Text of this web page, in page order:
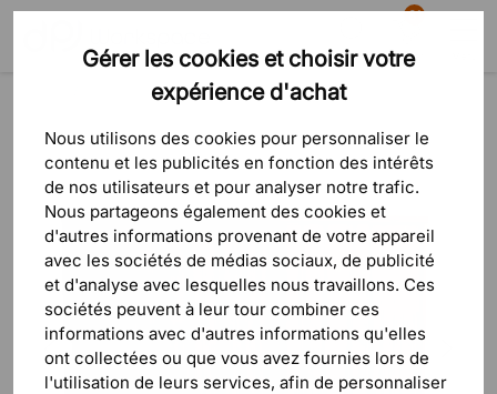
Gérer les cookies et choisir votre
expérience d'achat
Nous utilisons des cookies pour personnaliser le
contenu et les publicités en fonction des intérêts
de nos utilisateurs et pour analyser notre trafic.
Nous partageons également des cookies et
d'autres informations provenant de votre appareil
avec les sociétés de médias sociaux, de publicité
et d'analyse avec lesquelles nous travaillons. Ces
sociétés peuvent à leur tour combiner ces
informations avec d'autres informations qu'elles
ont collectées ou que vous avez fournies lors de
l'utilisation de leurs services, afin de personnaliser
Recherche
81
Panier
Rangement Armoires de bureau